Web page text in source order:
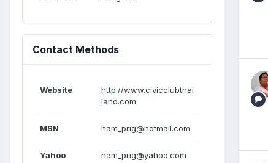
Contact Methods
Website
http://www.civicclubthai
land.com
MSN nam_prig@hotmail.com
Yahoo nam_prig@yahoo.com